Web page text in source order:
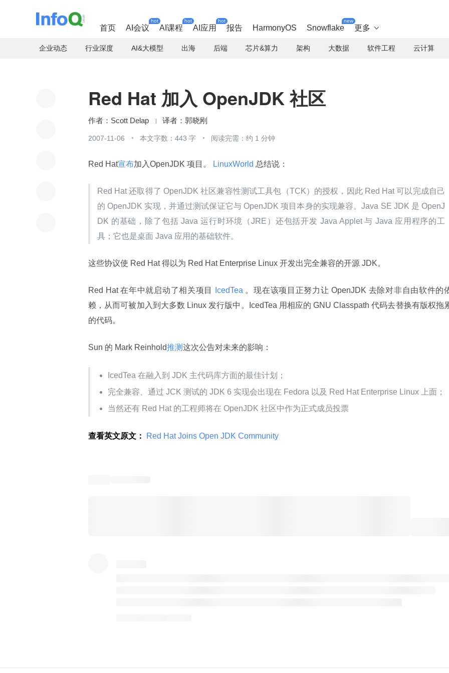
首页 AI会议
hot
AI课程
hot
AI应用
hot
报告 HarmonyOS Snowflake
new
更多 
企业动态 行业深度 AI&大模型 出海 后端 芯片&算力 架构 大数据 软件工程 云计算
Red Hat 加入 OpenJDK 社区
Scott Delap 郭晓刚
2007-11-06 本文字数：443 字 阅读完需：约 1 分钟
Red Hat宣布加入OpenJDK 项目。 LinuxWorld 总结说：
Red Hat 还取得了 OpenJDK 社区兼容性测试工具包（TCK）的授权，因此 Red Hat 可以完成自己
的 OpenJDK 实现，并通过测试保证它与 OpenJDK 项目本身的实现兼容。Java SE JDK 是 OpenJ
DK 的基础，除了包括 Java 运行时环境（JRE）还包括开发 Java Applet 与 Java 应用程序的工
具；它也是桌面 Java 应用的基础软件。
这些协议使 Red Hat 得以为 Red Hat Enterprise Linux 开发出完全兼容的开源 JDK。
Red Hat 在年中就启动了相关项目 IcedTea 。现在该项目正努力让 OpenJDK 去除对非自由软件的
赖，从而可被加入到大多数 Linux 发行版中。IcedTea 用相应的 GNU Classpath 代码去替换有版权拖
的代码。
Sun 的 Mark Reinhold推测这次公告对未来的影响：
IcedTea 在融入到 JDK 主代码库方面的最佳计划；
完全兼容、通过 JCK 测试的 JDK 6 实现会出现在 Fedora 以及 Red Hat Enterprise Linux 上面；
当然还有 Red Hat 的工程师将在 OpenJDK 社区中作为正式成员投票
查看英文原文： Red Hat Joins Open JDK Community